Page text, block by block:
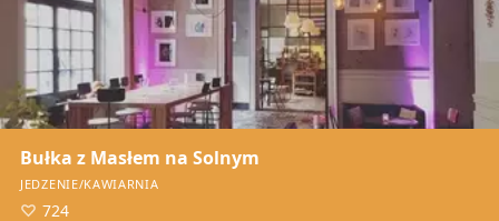
Bułka z Masłem na Solnym
JEDZENIE/KAWIARNIA
724